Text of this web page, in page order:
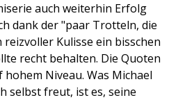
auch weiterhin Erfolg
dank der "paar Trotteln, die
Kulisse ein bisschen
recht behalten. Die Quoten
Niveau. Was Michael
selbst freut, ist es, seine